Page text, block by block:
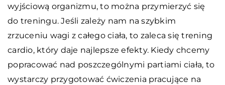
wyjściową organizmu, to można przymierzyć się
do treningu. Jeśli zależy nam na szybkim
zrzuceniu wagi z całego ciała, to zaleca się trening
cardio, który daje najlepsze efekty. Kiedy chcemy
popracować nad poszczególnymi partiami ciała, to
wystarczy przygotować ćwiczenia pracujące na